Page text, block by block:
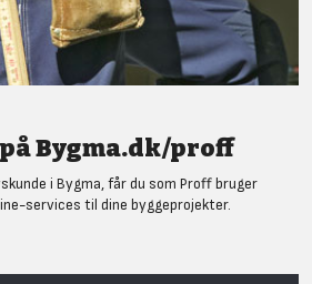
Bygma.dk/proff
i Bygma, får du som Proff bruger
services til dine byggeprojekter.